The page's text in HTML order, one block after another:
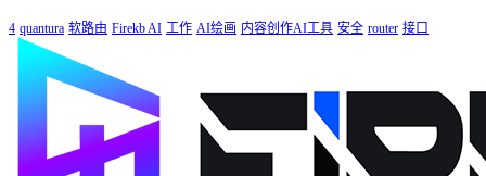
4 quantura 软路由 Firekb AI 工作 AI绘画 内容创作AI工具 安全 router 接口